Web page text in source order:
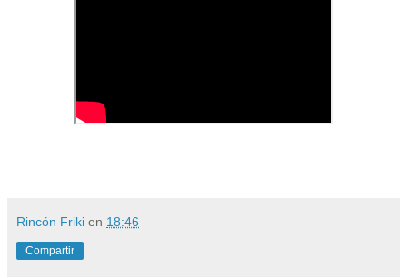
Rincón Friki en 18:46
Compartir